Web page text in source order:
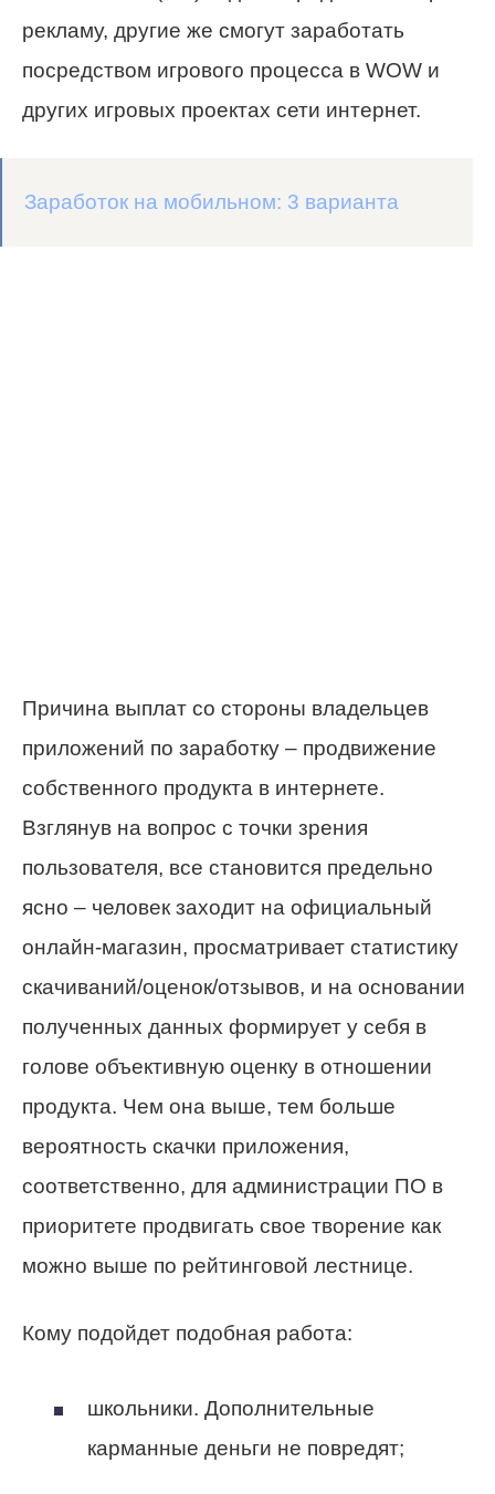
рекламу, другие же смогут заработать
посредством игрового процесса в WOW и
других игровых проектах сети интернет.
Заработок на мобильном: 3 варианта
Причина выплат со стороны владельцев
приложений по заработку – продвижение
собственного продукта в интернете.
Взглянув на вопрос с точки зрения
пользователя, все становится предельно
ясно – человек заходит на официальный
онлайн-магазин, просматривает статистику
скачиваний/оценок/отзывов, и на основании
полученных данных формирует у себя в
голове объективную оценку в отношении
продукта. Чем она выше, тем больше
вероятность скачки приложения,
соответственно, для администрации ПО в
приоритете продвигать свое творение как
можно выше по рейтинговой лестнице.
Кому подойдет подобная работа:
школьники. Дополнительные
карманные деньги не повредят;